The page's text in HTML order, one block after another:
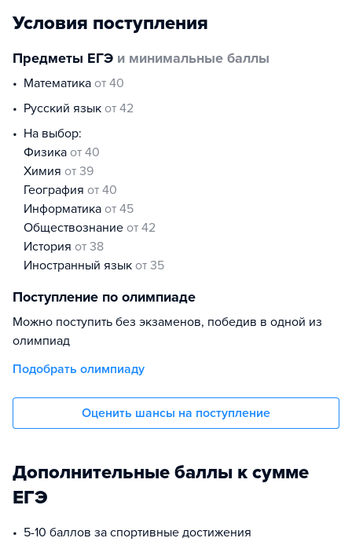
Условия поступления
Предметы ЕГЭ и минимальные баллы
математика от 40
русский язык от 42
На выбор:
физика от 40
химия от 39
география от 40
информатика от 45
обществознание от 42
история от 38
иностранный язык от 35
Поступление по олимпиаде
Можно поступить без экзаменов, победив в одной из
олимпиад
Подобрать олимпиаду
Оценить шансы на поступление
Дополнительные баллы к сумме
ЕГЭ
5-10 баллов за спортивные достижения